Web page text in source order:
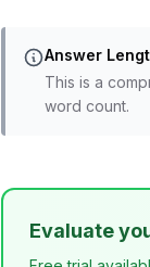
Answer
This is a
word count.
Evaluate